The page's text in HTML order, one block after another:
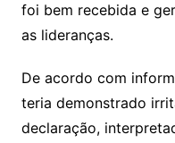
foi bem recebida e
as lideranças.
De acordo com
teria demonstrado
declaração,